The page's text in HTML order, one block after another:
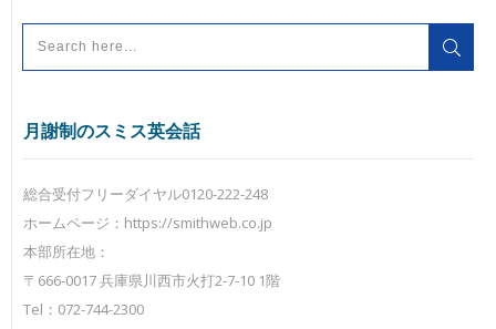
月謝制のスミス英会話
総合受付フリーダイヤル0120-222-248
ホームページ：https://smithweb.co.jp
本部所在地：
〒666-0017 兵庫県川西市火打2-7-10 1階
Tel：072-744-2300